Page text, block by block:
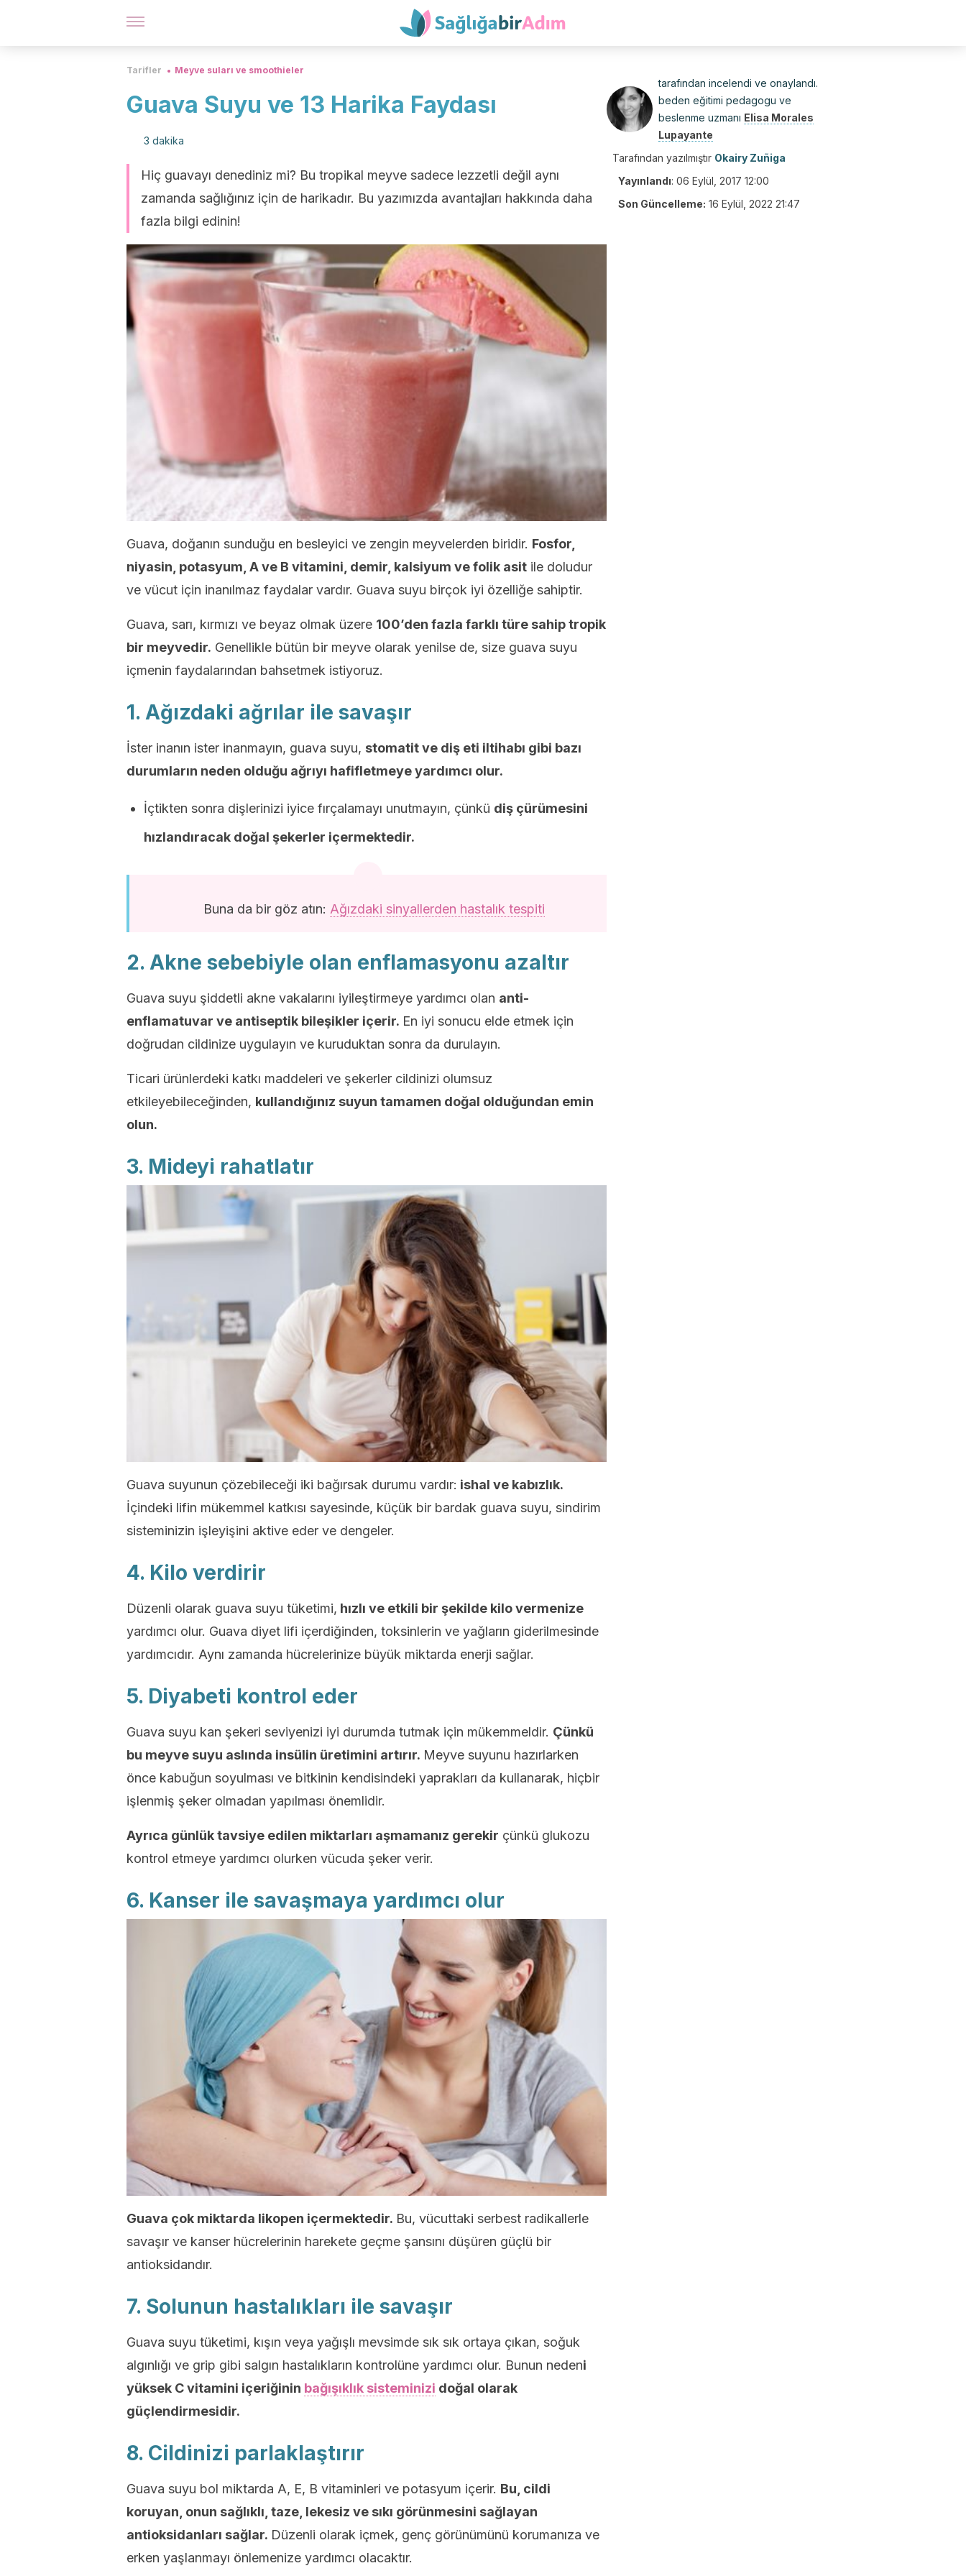
Tarifler Meyve suları ve smoothieler
Guava Suyu ve 13 Harika Faydası
3 dakika
Hiç guavayı denediniz mi? Bu tropikal meyve sadece lezzetli değil aynı
zamanda sağlığınız için de harikadır. Bu yazımızda avantajları hakkında daha
fazla bilgi edinin!
Guava, doğanın sunduğu en besleyici ve zengin meyvelerden biridir. Fosfor,
niyasin, potasyum, A ve B vitamini, demir, kalsiyum ve folik asit ile doludur
ve vücut için inanılmaz faydalar vardır. Guava suyu birçok iyi özelliğe sahiptir.
Guava, sarı, kırmızı ve beyaz olmak üzere 100’den fazla farklı türe sahip tropik
bir meyvedir. Genellikle bütün bir meyve olarak yenilse de, size guava suyu
içmenin faydalarından bahsetmek istiyoruz.
1. Ağızdaki ağrılar ile savaşır
İster inanın ister inanmayın, guava suyu, stomatit ve diş eti iltihabı gibi bazı
durumların neden olduğu ağrıyı hafifletmeye yardımcı olur.
İçtikten sonra dişlerinizi iyice fırçalamayı unutmayın, çünkü diş çürümesini
hızlandıracak doğal şekerler içermektedir.
Buna da bir göz atın: Ağızdaki sinyallerden hastalık tespiti
2. Akne sebebiyle olan enflamasyonu azaltır
Guava suyu şiddetli akne vakalarını iyileştirmeye yardımcı olan anti-
enflamatuvar ve antiseptik bileşikler içerir. En iyi sonucu elde etmek için
doğrudan cildinize uygulayın ve kuruduktan sonra da durulayın.
Ticari ürünlerdeki katkı maddeleri ve şekerler cildinizi olumsuz
etkileyebileceğinden, kullandığınız suyun tamamen doğal olduğundan emin
olun.
3. Mideyi rahatlatır
Guava suyunun çözebileceği iki bağırsak durumu vardır: ishal ve kabızlık.
İçindeki lifin mükemmel katkısı sayesinde, küçük bir bardak guava suyu, sindirim
sisteminizin işleyişini aktive eder ve dengeler.
4. Kilo verdirir
Düzenli olarak guava suyu tüketimi, hızlı ve etkili bir şekilde kilo vermenize
yardımcı olur. Guava diyet lifi içerdiğinden, toksinlerin ve yağların giderilmesinde
yardımcıdır. Aynı zamanda hücrelerinize büyük miktarda enerji sağlar.
5. Diyabeti kontrol eder
Guava suyu kan şekeri seviyenizi iyi durumda tutmak için mükemmeldir. Çünkü
bu meyve suyu aslında insülin üretimini artırır. Meyve suyunu hazırlarken
önce kabuğun soyulması ve bitkinin kendisindeki yaprakları da kullanarak, hiçbir
işlenmiş şeker olmadan yapılması önemlidir.
Ayrıca günlük tavsiye edilen miktarları aşmamanız gerekir çünkü glukozu
kontrol etmeye yardımcı olurken vücuda şeker verir.
6. Kanser ile savaşmaya yardımcı olur
Guava çok miktarda likopen içermektedir. Bu, vücuttaki serbest radikallerle
savaşır ve kanser hücrelerinin harekete geçme şansını düşüren güçlü bir
antioksidandır.
7. Solunun hastalıkları ile savaşır
Guava suyu tüketimi, kışın veya yağışlı mevsimde sık sık ortaya çıkan, soğuk
algınlığı ve grip gibi salgın hastalıkların kontrolüne yardımcı olur. Bunun nedeni
yüksek C vitamini içeriğinin bağışıklık sisteminizi doğal olarak
güçlendirmesidir.
8. Cildinizi parlaklaştırır
Guava suyu bol miktarda A, E, B vitaminleri ve potasyum içerir. Bu, cildi
koruyan, onun sağlıklı, taze, lekesiz ve sıkı görünmesini sağlayan
antioksidanları sağlar. Düzenli olarak içmek, genç görünümünü korumanıza ve
erken yaşlanmayı önlemenize yardımcı olacaktır.
tarafından incelendi ve onaylandı.
beden eğitimi pedagogu ve
beslenme uzmanı Elisa Morales
Lupayante
Tarafından yazılmıştır Okairy Zuñiga
Yayınlandı: 06 Eylül, 2017 12:00
Son Güncelleme: 16 Eylül, 2022 21:47